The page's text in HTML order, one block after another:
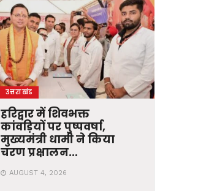
उत्तराखंड
हरिद्वार में शिवभक्त
कांवड़ियों पर पुष्पवर्षा,
मुख्यमंत्री धामी ने किया
चरण प्रक्षालन…
AUGUST 4, 2026